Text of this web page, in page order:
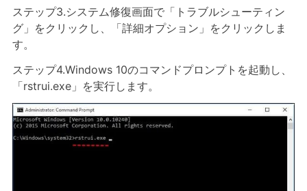
ステップ3.システム修復画面で「トラブルシューティン
グ」をクリックし、「詳細オプション」をクリックしま
す。
ステップ4.Windows 10のコマンドプロンプトを起動し、
「rstrui.exe」を実行します。